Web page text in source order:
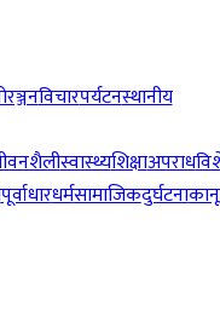
विचारपर्यटनस्थानीय
स्वास्थ्यशिक्षाअपराध
पूर्वाधारधर्मसामाजिकदुर्घटना